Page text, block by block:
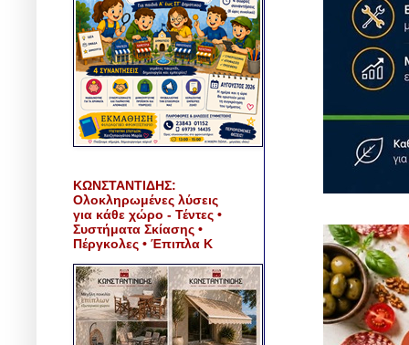
ΚΩΝΣΤΑΝΤΙΔΗΣ:
Ολοκληρωμένες λύσεις
για κάθε χώρο - Τέντες •
Συστήματα Σκίασης •
Πέργκολες • Έπιπλα Κ